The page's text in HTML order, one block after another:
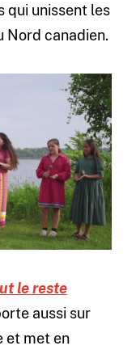
qui unissent les
Nord canadien.
le reste
aussi sur
et met en